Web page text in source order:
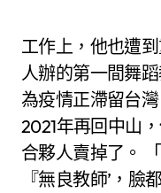
工作上，他也遭
人辦的第一間舞
為疫情正滯留台
2021年再回中山
合夥人賣掉了。
『無良教師’，